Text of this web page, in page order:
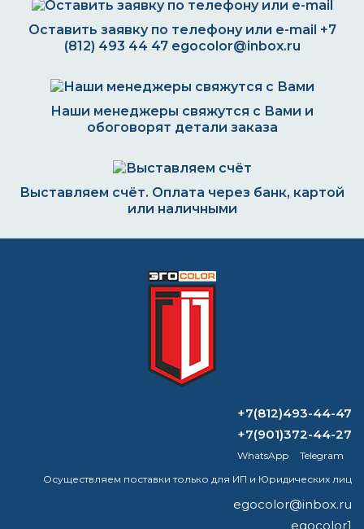
Оставить заявку по телефону или e-mail +7
(812) 493 44 47 egocolor@inbox.ru
Наши менеджеры свяжутся с Вами и
обоговорят детали заказа
Выставляем счёт. Оплата через банк, картой
или наличными
Формируем заказ и отправляем транспортной
компанией
ВОПРОС-ОТВЕТ
Для чего грунтовка по металлу?
Сколько сохнет жидкая кровля?
+7(812)493-44-47
+7(901)372-44-27
WhatsApp
Telegram
Осуществляем поставки только для ИП и Юридических лиц
egocolor@inbox.ru
egocolor1